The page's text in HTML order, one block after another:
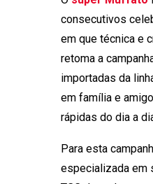
consecutivos
em que técnica e
retoma a
importadas da
em família e
rápidas do dia a
Para esta
especializada em